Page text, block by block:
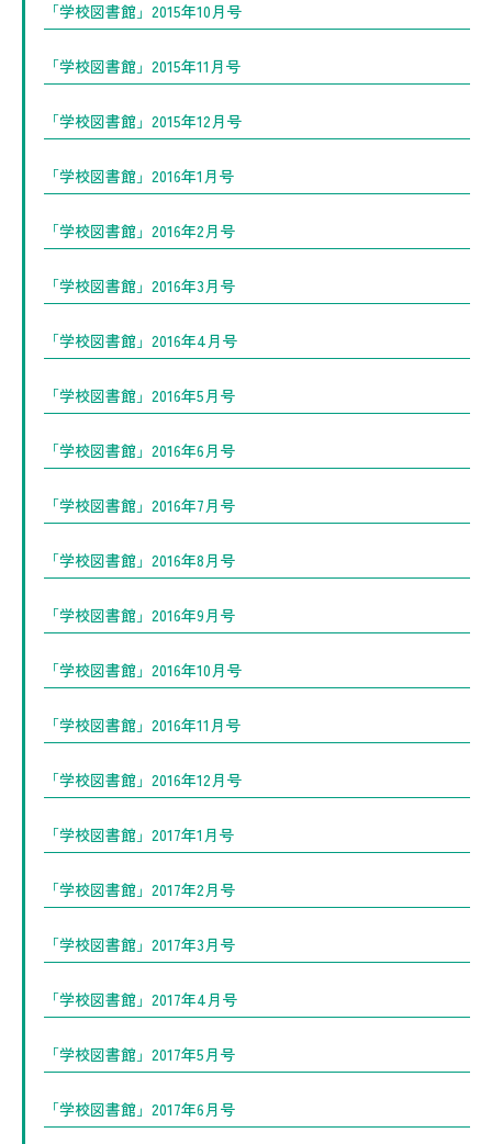
「学校図書館」2015年10月号
「学校図書館」2015年11月号
「学校図書館」2015年12月号
「学校図書館」2016年1月号
「学校図書館」2016年2月号
「学校図書館」2016年3月号
「学校図書館」2016年4月号
「学校図書館」2016年5月号
「学校図書館」2016年6月号
「学校図書館」2016年7月号
「学校図書館」2016年8月号
「学校図書館」2016年9月号
「学校図書館」2016年10月号
「学校図書館」2016年11月号
「学校図書館」2016年12月号
「学校図書館」2017年1月号
「学校図書館」2017年2月号
「学校図書館」2017年3月号
「学校図書館」2017年4月号
「学校図書館」2017年5月号
「学校図書館」2017年6月号